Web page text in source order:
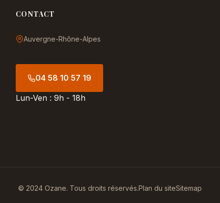
CONTACT
Auvergne-Rhône-Alpes
04 58 10 57 19
Lun-Ven : 9h - 18h
© 2024 Ozane. Tous droits réservés.Plan du siteSitemap